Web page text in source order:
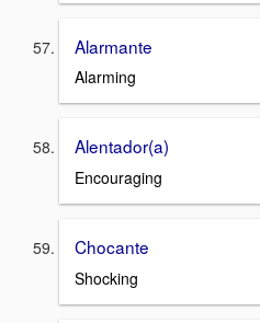
Alarmante
Alarming
Alentador(a)
Encouraging
Chocante
Shocking